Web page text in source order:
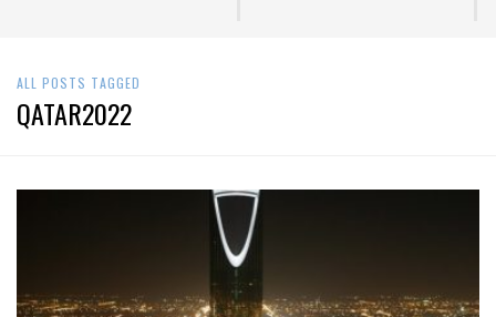
ALL POSTS TAGGED
QATAR2022